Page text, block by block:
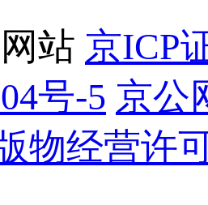
站 京ICP
号-5 京公
物经营许